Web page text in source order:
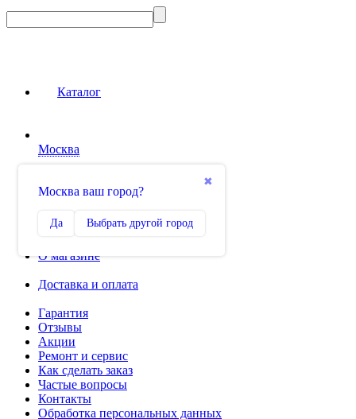
Каталог
Москва
✖
Москва ваш город?
Да Выбрать другой город
0
Избранное
О магазине
Доставка и оплата
Гарантия
Отзывы
Акции
Ремонт и сервис
Как сделать заказ
Частые вопросы
Контакты
Обработка персональных данных